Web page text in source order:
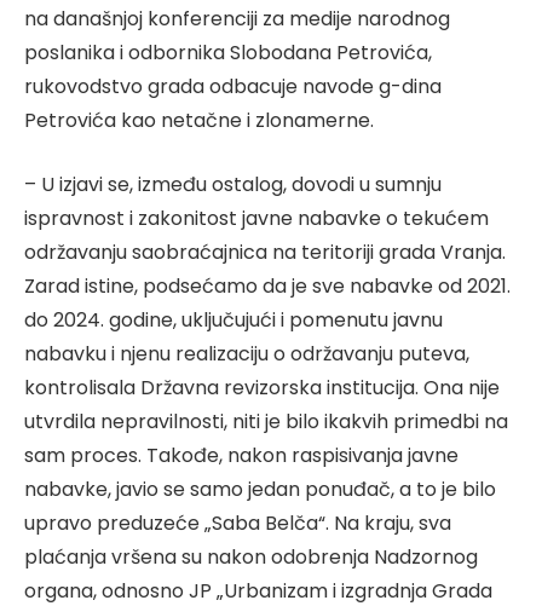
na današnjoj konferenciji za medije narodnog
poslanika i odbornika Slobodana Petrovića,
rukovodstvo grada odbacuje navode g-dina
Petrovića kao netačne i zlonamerne.
– U izjavi se, između ostalog, dovodi u sumnju
ispravnost i zakonitost javne nabavke o tekućem
održavanju saobraćajnica na teritoriji grada Vranja.
Zarad istine, podsećamo da je sve nabavke od 2021.
do 2024. godine, uključujući i pomenutu javnu
nabavku i njenu realizaciju o održavanju puteva,
kontrolisala Državna revizorska institucija. Ona nije
utvrdila nepravilnosti, niti je bilo ikakvih primedbi na
sam proces. Takođe, nakon raspisivanja javne
nabavke, javio se samo jedan ponuđač, a to je bilo
upravo preduzeće „Saba Belča“. Na kraju, sva
plaćanja vršena su nakon odobrenja Nadzornog
organa, odnosno JP „Urbanizam i izgradnja Grada